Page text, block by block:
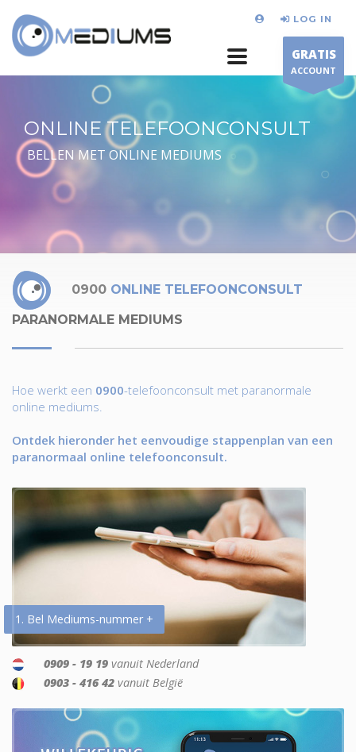
LOG IN
GRATIS
ACCOUNT
ONLINE TELEFOONCONSULT
BELLEN MET ONLINE MEDIUMS
0900 ONLINE TELEFOONCONSULT
PARANORMALE MEDIUMS
Hoe werkt een 0900-telefoonconsult met paranormale
online mediums.
Ontdek hieronder het eenvoudige stappenplan van een
paranormaal online telefoonconsult.
1. Bel Mediums-nummer +
0909 - 19 19 vanuit Nederland
0903 - 416 42 vanuit België